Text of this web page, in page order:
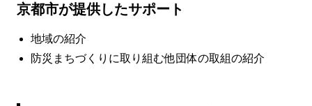
京都市が提供したサポート
地域の紹介
防災まちづくりに取り組む他団体の取組の紹介